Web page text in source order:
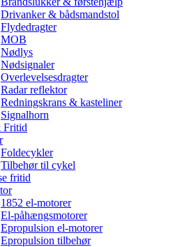
Drivanker & bådsmandstol
Flydedragter
MOB
Nødlys
Nødsignaler
Overlevelsesdragter
Radar reflektor
Redningskrans & kasteliner
Signalhorn
Fritid
Foldecykler
Tilbehør til cykel
fritid
1852 el-motorer
El-påhængsmotorer
Epropulsion el-motorer
Epropulsion tilbehør